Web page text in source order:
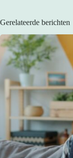
Gerelateerde berichten